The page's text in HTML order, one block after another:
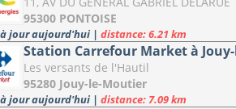
95300 PONTOISE
jour aujourd'hui | distance: 6.21 km
Station Carrefour Market à
Les versants de l'Hautil
95280 Jouy-le-Moutier
jour aujourd'hui | distance: 7.09 km